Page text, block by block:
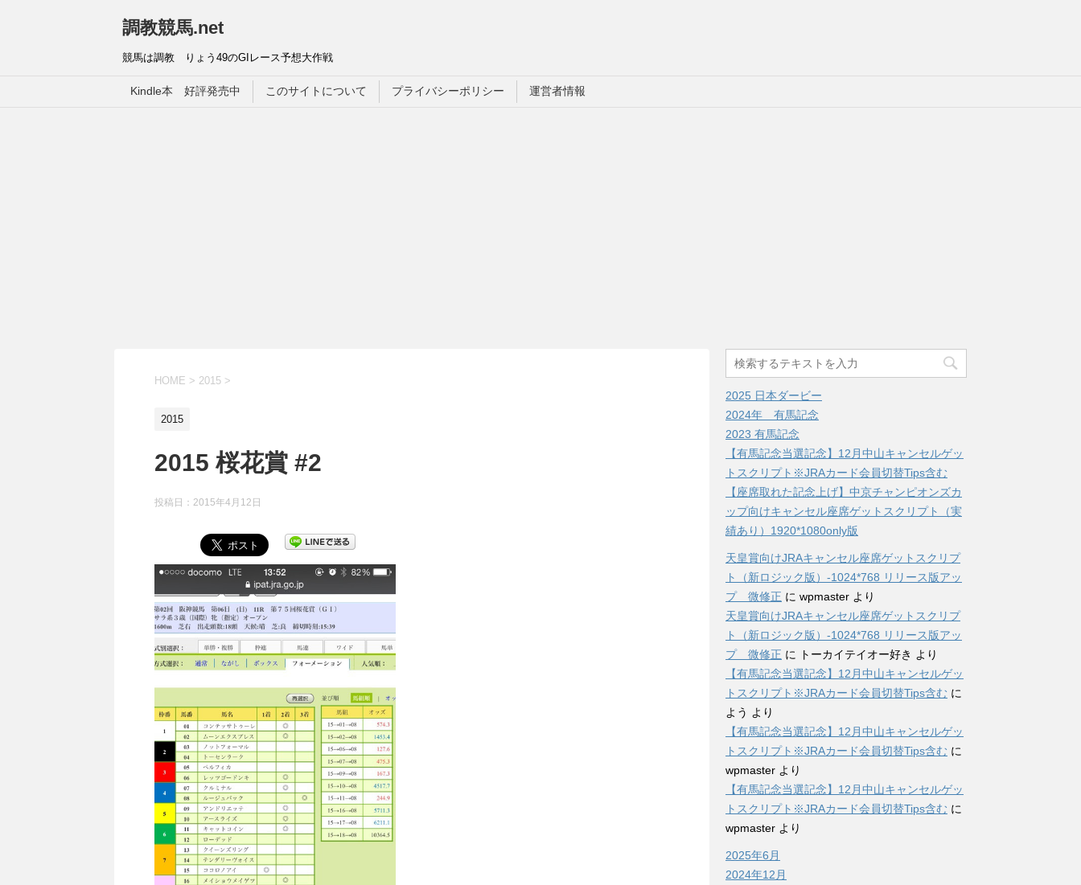
調教競馬.net
競馬は調教 りょう49のGIレース予想大作戦
Kindle本 好評発売中 このサイトについて プライバシーポリシー 運営者情報
HOME > 2015 >
2015
2015 桜花賞 #2
投稿日： 2015年4月12日
2025 日本ダービー
2024年 有馬記念
2023 有馬記念
【有馬記念当選記念】12月中山キャンセルゲッ
トスクリプト※JRAカード会員切替Tips含む
【座席取れた記念上げ】中京チャンピオンズカ
ップ向けキャンセル座席ゲットスクリプト（実
績あり）1920*1080only版
天皇賞向けJRAキャンセル座席ゲットスクリプ
ト（新ロジック版）-1024*768 リリース版アッ
プ 微修正 に wpmaster より
天皇賞向けJRAキャンセル座席ゲットスクリプ
ト（新ロジック版）-1024*768 リリース版アッ
プ 微修正 に トーカイテイオー好き より
【有馬記念当選記念】12月中山キャンセルゲッ
トスクリプト※JRAカード会員切替Tips含む に
よう より
【有馬記念当選記念】12月中山キャンセルゲッ
トスクリプト※JRAカード会員切替Tips含む に
wpmaster より
【有馬記念当選記念】12月中山キャンセルゲッ
トスクリプト※JRAカード会員切替Tips含む に
wpmaster より
2025年6月
2024年12月